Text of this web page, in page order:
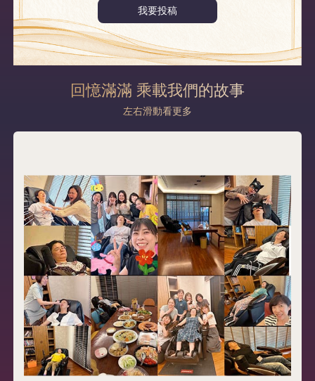
我要投稿
回憶滿滿 乘載我們的故事
左右滑動看更多